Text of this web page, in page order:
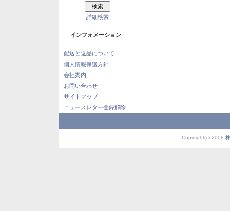
詳細検索
インフォメーション
配送と返品について
個人情報保護方針
会社案内
お問い合わせ
サイトマップ
ニュースレター登録解除
Copyright(c) 2008